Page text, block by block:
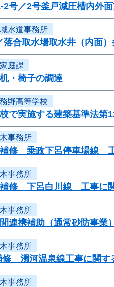
2号／2号釜戸減圧槽内外
水道事務所
落合取水場取水井（内面
庭課
・椅子の調達
野高等学校
で実施する建築基準法
事務所
修 乗政下呂停車場線
事務所
修 下呂白川線 工事に
事務所
携補助（通常砂防事業
事務所
修 濁河温泉線工事に関す
事務所